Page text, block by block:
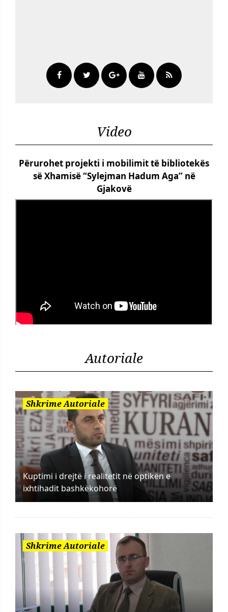
Video
Përurohet projekti i mobilimit të bibliotekës
së Xhamisë “Sylejman Hadum Aga” në
Gjakovë
Autoriale
Shkrime Autoriale
Kuptimi i drejtë i realitetit në optikën e
ixhtihadit bashkëkohorë
Shkrime Autoriale